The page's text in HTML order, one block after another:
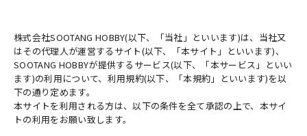
株式会社SOOTANG HOBBY(以下、「当社」といいます)は、当社又
はその代理人が運営するサイト(以下、「本サイト」といいます)、
SOOTANG HOBBYが提供するサービス(以下、「本サービス」といい
ます)の利用について、利用規約(以下、「本規約」といいます)を以
下の通り定めます。
本サイトを利用される方は、以下の条件を全て承認の上で、本サイ
トの利用をお願い致します。